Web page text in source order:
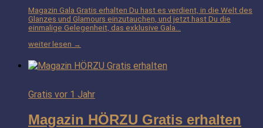
Magazin Gala Gratis erhalten Du hast es verdient, in die Welt des
Glanzes und Glamours einzutauchen, und jetzt hast Du die
einmalige Gelegenheit, das exklusive Gala…
weiter lesen →
Gratis vor 1 Jahr
Magazin HÖRZU Gratis erhalten